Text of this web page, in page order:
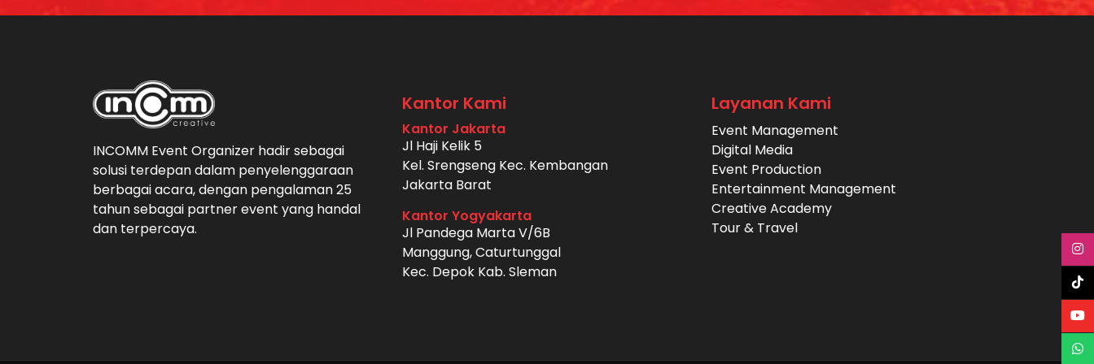
INCOMM Event Organizer hadir sebagai
solusi terdepan dalam penyelenggaraan
berbagai acara, dengan pengalaman 25
tahun sebagai partner event yang handal
dan terpercaya.
Kantor Kami
Kantor Jakarta
Jl Haji Kelik 5
Kel. Srengseng Kec. Kembangan
Jakarta Barat
Kantor Yogyakarta
Jl Pandega Marta V/6B
Manggung, Caturtunggal
Kec. Depok Kab. Sleman
Layanan Kami
Event Management
Digital Media
Event Production
Entertainment Management
Creative Academy
Tour & Travel